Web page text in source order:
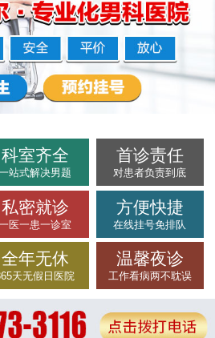
科室齐全
站式解决男题
首诊责任
对患者负责到底
私密就诊
医一患一诊室
方便快捷
在线挂号免排队
全年无休
天无假日医院
温馨夜诊
工作看病两不耽误